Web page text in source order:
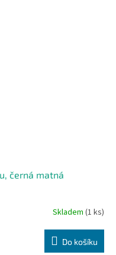
černá matná
Skladem (1 ks)
Do košíku